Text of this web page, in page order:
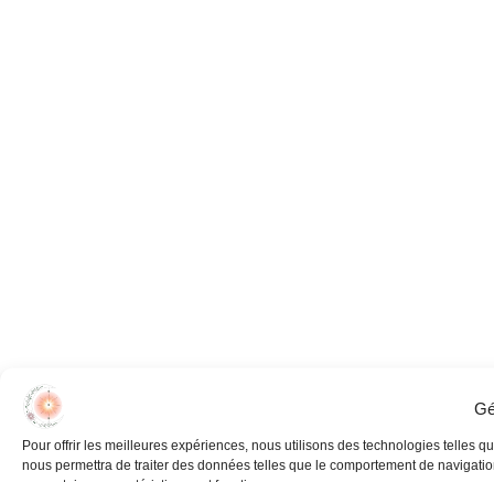
Pour offrir les meilleures expériences, nous utilisons des technologies telles
nous permettra de traiter des données telles que le comportement de